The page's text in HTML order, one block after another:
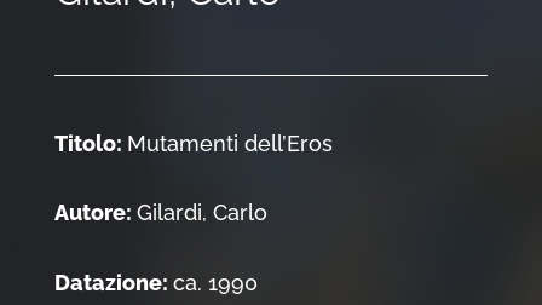
Titolo: Mutamenti dell’Eros
Autore: Gilardi, Carlo
Datazione: ca. 1990